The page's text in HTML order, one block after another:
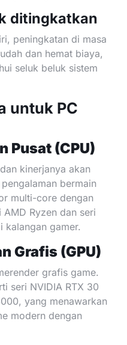
ditingkatkan
peningkatan di masa
dan hemat biaya,
seluk beluk sistem
untuk PC
Pusat (CPU)
kinerjanya akan
bermain
multi-core dengan
Ryzen dan seri
kalangan gamer.
Grafis (GPU)
grafis game.
seri NVIDIA RTX 30
yang menawarkan
modern dengan